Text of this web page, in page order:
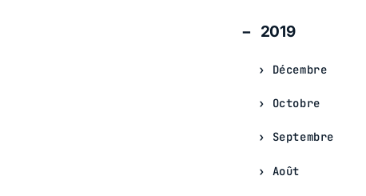
2019
Décembre
Octobre
Septembre
Août